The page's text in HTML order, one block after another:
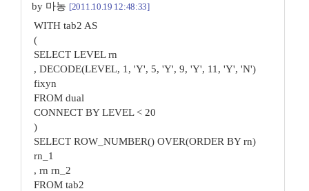
by 마농 [2011.10.19 12:48:33]
WITH tab2 AS
(
SELECT LEVEL rn
, DECODE(LEVEL, 1, 'Y', 5, 'Y', 9, 'Y', 11, 'Y', 'N')
fixyn
FROM dual
CONNECT BY LEVEL < 20
)
SELECT ROW_NUMBER() OVER(ORDER BY rn)
rn_1
, rn rn_2
FROM tab2